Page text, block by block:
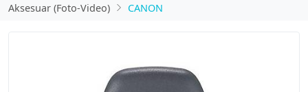
Aksesuar (Foto-Video)
CANON